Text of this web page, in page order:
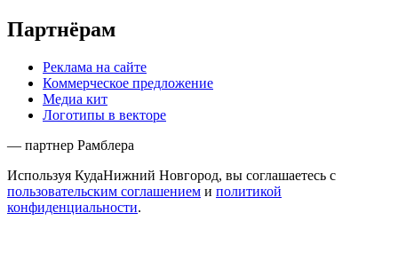
Партнёрам
Реклама на сайте
Коммерческое предложение
Медиа кит
Логотипы в векторе
— партнер Рамблера
Используя КудаНижний Новгород, вы соглашаетесь с
пользовательским соглашением и политикой
конфиденциальности.